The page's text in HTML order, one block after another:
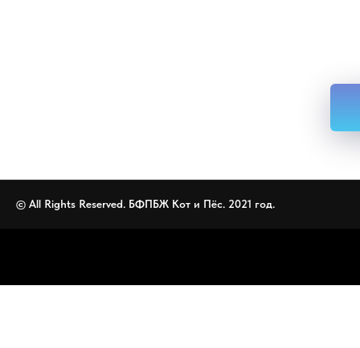
© All Rights Reserved. БФПБЖ Кот и Пёс. 2021 год.